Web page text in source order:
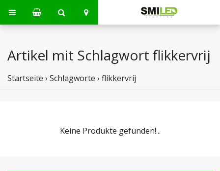
Artikel mit Schlagwort flikkervrij
Startseite › Schlagworte › flikkervrij
Keine Produkte gefunden!...